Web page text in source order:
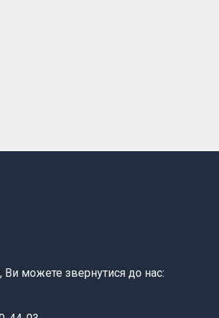
Ви можете звернутися до нас: